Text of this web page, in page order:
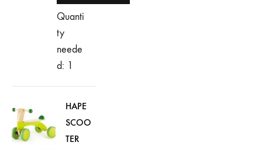
Quanti
ty
neede
d: 1
HAPE
SCOO
TER